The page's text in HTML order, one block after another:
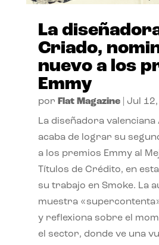
La
Criado,
nuevo a los
Emmy
por Flat Magazine| Jul
La diseñadora valenciana
acaba de lograr su
a los premios Emmy al
Títulos de Crédito, en
su trabajo en Smoke. La
muestra
y reflexiona sobre el
el sector, donde ve una